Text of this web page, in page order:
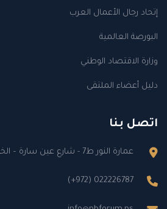
إتحاد رجال الأعمال العرب
البورصة العالمية
وزارة الاقتصاد الوطني
دليل أعضاء الملتقى
اتصل بنا
عمارة النور ط7 - شارع عين سارة – الخليل - فلسطين
(+972) 022226787